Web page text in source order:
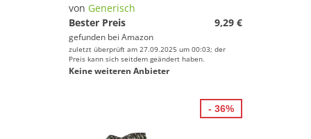
Geschlecht
von Generisch
Bester Preis
9,29 €
gefunden bei Amazon
zuletzt überprüft am 27.09.2025 um 00:03; der
Preis kann sich seitdem geändert haben.
Keine weiteren Anbieter
- 36%